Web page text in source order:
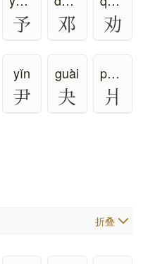
予 邓 劝
yǐn
尹
guài
夬
pán、qiáng、chuáng
爿
折叠